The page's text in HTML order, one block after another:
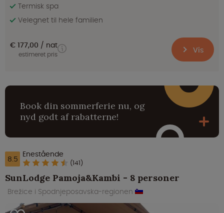
Termisk spa
Velegnet til hele familien
€ 177,00 nat
estimeret pris Vis
Book din sommerferie nu, og
nyd godt af rabatterne!
8.5 Enestående
(141)
SunLodge Pamoja&Kambi - 8 personer
Brežice i Spodnjeposavska-regionen